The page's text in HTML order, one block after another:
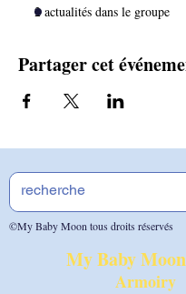
2 actualités dans le groupe
Partager cet
©My Baby Moon tous droits réservés
My Baby Moon
Armoiry